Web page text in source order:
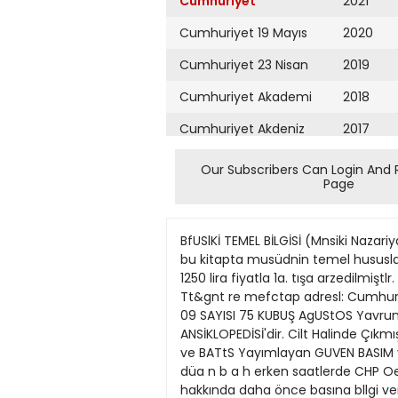
Cumhuriyet 19 Mayıs
Cumhuriyet 23 Nisan
Cumhuriyet Akademi
Cumhuriyet Akdeniz
Cumhuriyet Alışveriş
Cumhuriyet Ankara
Cumhuriyet Büyük
Taaruz
Cumhuriyet
Cumartesi
Cumhuriyet Çevre
2020
2019
2018
2017
2016
2015
2013
2012
2011
2010
2009
Our Subscribers Can Login And
Page
BfUSlKİ TEMEL BİLGİSİ (Mnsiki Nazariyatı) Kitap : I Yazan : A. Adnan Saygnn Devlet Konservatuvan Yayınlan Serisinden ikinci defa basılan bu kitapta musüdnin temel hususlan örneklerl ile aynntılı olarak lzah edilmektedir. Bakanhğımız Yayınevlerinde ve bu. tün kitapçılarda 1250 lira fiyatla 1a. tışa arzedilmiştlr. Derlet Kitaplan Mfldflrlflftt (Basın: 19366) 6861 umhuriyet 48. yıl, sayi: 16890 Kurucusu: rUNUS NAOİ Tt&gnt re mefctap adresl: Cumhuriyet tstanbuJ Posta Kutusu: îstanbal No. 246 Telefonlan 22 42 90 22 42 06 22 42 97 22 42 08 22 42 09 SAYISI 75 KUBUŞ AgUStOS Yavrunuzun Evd« Okul Ödevi Ytparken ve Bütün Öğr«nim Hayatında En Çok Yararlanacağı Es«r, RENKLİ ANSİKLOPEDİSİ'dir. Cilt Halinde Çıkmıştır. ÜLKÜ OKUL Taksitle de Satılır. Toptan Satış Yerleri Istanbul'da Babıâlı'de OCAK KİTAf DAĞITIM STİ. ve BATtS Yayımlayan GUVEN BASIM ve YAYINEVI . Istanbul Ismet înönü: haber aldım ANKARA (Cmnhnriyet Bürosu) Basbalcan Nfl»t Erim, düa n b a h erken saatlerde CHP Oenel Başkanı îsmet lntmiTyü erinde ülyaret ederek Anayasa değişiklikleııni görüşmuştür. Görüşme hakkında daha önce basına bllgi verllmemlş, ancak saat 13.30 sıralarında, evinin bahçesinde, oğlu ömer Înönü İle dolasmakta olan îsmet înönü'nün gazetecilerin sorulannı cevaplandırması sırasmda sabahın erken saatlerinde göriişmenin yati pılmış olduğu anlaşılnııştır. Înönü: «Başbakan İstanbul'dan döndü, ne "<mı»P görüşeceksiniz, bir haber var mı?> şeklindeki soruya «Evet, görüşmüşler, haber aldım bu sabah görüştük» karsüığını vermiştir. CHP Genel Başkanı «îyi haber var mı?» sorusunu da: «İyl haber aldnn» diyerek cevaplandırdıktan sonra «Dört tnad. de üzerindeki anlaşmazlığın giderilmesi mümkün olacak nu?» sorusuna «Çalışıyorlar, bir hal yolu bnlaBacağmı unrayornm» karsüığmı vermiştir. İddianamenin okunması tomamlandı ESKİ MBK ÜYESİ: «A N A Y A S A Y I T A T B İ K ETMEYENLER Y E R I N E ATATÜRKÇÜLER SUÇLU GÖRÜLÜYOR» KURAYDA, «İŞKENCEYE UĞRADIĞIM İÇİN SOLMAZER'İN ADINIVERDİM AMA VİCDAN AZABI DUYUYORUM» D E D İ "Erim'den iyi Holmon: Dr. Fazd Küçük görüşmelerin kesilmesinden Bumlann suçlu olduğunu söyledi 147. MADDE ÜZERtNDE ÂNLAŞMA OLDU Solmazer ve Kuray iddiaları reddetti Alâeddln BİLGİ lçlerinde eski Milli Birlik Komitesi üyesi Irfan Solmazer, Pz. Üstğ. Sarp Kuray, DevGenç Genel Sekreteri Ruhı Koç, Hv. Kurmay Alb. Nihat Değer, Doç. Mukbil özyörük'ün de bulunduğu 83 sanıklı davanın duruşmasına, dün de devam edilmiştır. ^ Askerî Savcı Selâhattln Fırat tarafından hazırlanan 111 sayfalık iddianamenin